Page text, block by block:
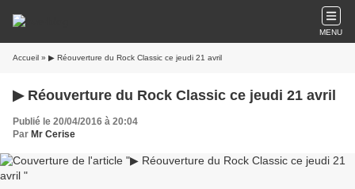
MENU
Accueil » ▶ Réouverture du Rock Classic ce jeudi 21 avril
▶ Réouverture du Rock Classic ce jeudi 21 avril
Publié le 20/04/2016 à 20:04
Par Mr Cerise